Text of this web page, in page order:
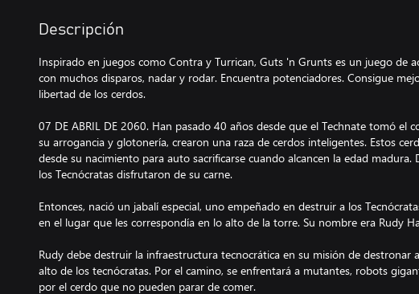
Descripción
Inspirado en juegos como Contra y Turrican, Guts 'n Grunts es un juego de
con muchos disparos, nadar y rodar. Encuentra potenciadores. Consigue
libertad de los cerdos.
07 DE ABRIL DE 2060. Han pasado 40 años desde que el Technate tomó el
su arrogancia y glotonería, crearon una raza de cerdos inteligentes. Estos
desde su nacimiento para auto sacrificarse cuando alcancen la edad
los Tecnócratas disfrutaron de su carne.
Entonces, nació un jabalí especial, uno empeñado en destruir a los
en el lugar que les correspondía en lo alto de la torre. Su nombre era Rudy
Rudy debe destruir la infraestructura tecnocrática en su misión de destronar
alto de los tecnócratas. Por el camino, se enfrentará a mutantes, robots
por el cerdo que no pueden parar de comer.